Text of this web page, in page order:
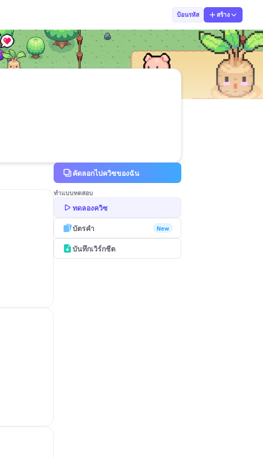
ป้อนรหัส สร้าง
คัดลอกไปควิซของฉัน
ทำแบบทดสอบ
ทดลองควิซ
บัตรคำ New
บันทึกเวิร์กชีต